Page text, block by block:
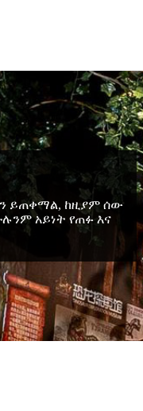
ይጠቀማል, ከዚያም ሰው
አይነት የጠፉ እና